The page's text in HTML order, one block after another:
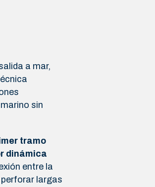
a mar,
sin
tramo
dinámica
entre la
largas